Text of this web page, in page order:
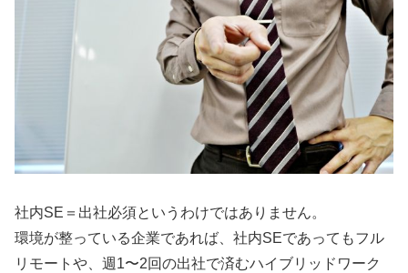
社内SE＝出社必須というわけではありません。
環境が整っている企業であれば、社内SEであってもフル
リモートや、週1〜2回の出社で済むハイブリッドワーク